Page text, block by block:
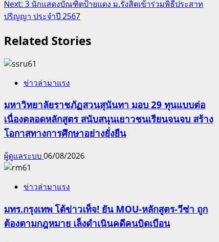
Next: 3 นักแสดงบัณฑิตป้ายแดง ม.รังสิตเข้าร่วมพิธีประสาท
ปริญญา ประจำปี 2567
Related Stories
ข่าวล่ามาแรง
มหาวิทยาลัยราชภัฏสวนสุนันทา มอบ 29 ทุนแบบต่อ
เนื่องตลอดหลักสูตร สนับสนุนเยาวชนเรียนจนจบ สร้าง
โอกาสทางการศึกษาอย่างยั่งยืน
ผู้ดูแลระบบ 06/08/2026
ข่าวล่ามาแรง
มทร.กรุงเทพ โต้ข่าวเท็จ! ยัน MOU-หลักสูตร-วีซ่า ถูก
ต้องตามกฎหมาย เล็งดำเนินคดีคนบิดเบือน